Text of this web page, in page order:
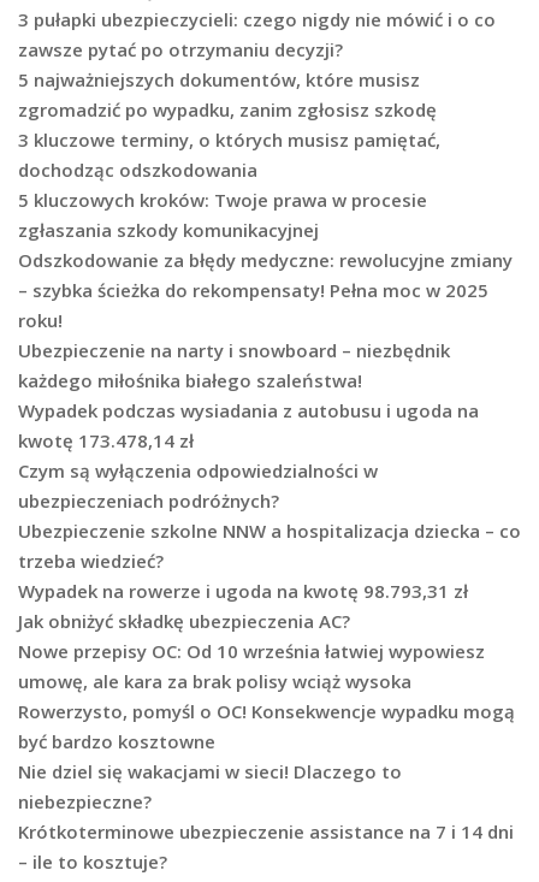
3 pułapki ubezpieczycieli: czego nigdy nie mówić i o co
zawsze pytać po otrzymaniu decyzji?
5 najważniejszych dokumentów, które musisz
zgromadzić po wypadku, zanim zgłosisz szkodę
3 kluczowe terminy, o których musisz pamiętać,
dochodząc odszkodowania
5 kluczowych kroków: Twoje prawa w procesie
zgłaszania szkody komunikacyjnej
Odszkodowanie za błędy medyczne: rewolucyjne zmiany
– szybka ścieżka do rekompensaty! Pełna moc w 2025
roku!
Ubezpieczenie na narty i snowboard – niezbędnik
każdego miłośnika białego szaleństwa!
Wypadek podczas wysiadania z autobusu i ugoda na
kwotę 173.478,14 zł
Czym są wyłączenia odpowiedzialności w
ubezpieczeniach podróżnych?
Ubezpieczenie szkolne NNW a hospitalizacja dziecka – co
trzeba wiedzieć?
Wypadek na rowerze i ugoda na kwotę 98.793,31 zł
Jak obniżyć składkę ubezpieczenia AC?
Nowe przepisy OC: Od 10 września łatwiej wypowiesz
umowę, ale kara za brak polisy wciąż wysoka
Rowerzysto, pomyśl o OC! Konsekwencje wypadku mogą
być bardzo kosztowne
Nie dziel się wakacjami w sieci! Dlaczego to
niebezpieczne?
Krótkoterminowe ubezpieczenie assistance na 7 i 14 dni
– ile to kosztuje?